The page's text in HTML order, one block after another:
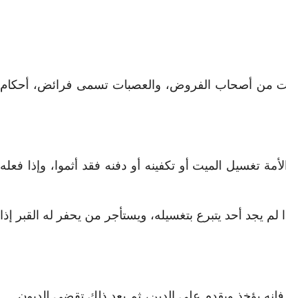
من أصحاب الفروض، والعصبات تسمى فرائض، أحكام
تغسيل الميت أو تكفينه أو دفنه فقد أثموا، وإذا فعله
أحد يتبرع بتغسيله، ويستأجر من يحفر له القبر إذا